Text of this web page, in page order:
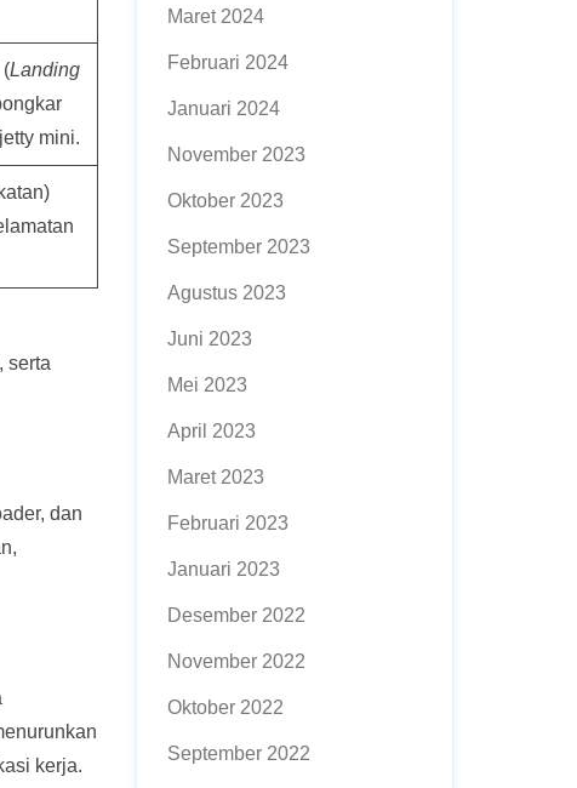
Landing
mini.
serta
dan
kerja.
Maret 2024
Februari 2024
Januari 2024
November 2023
Oktober 2023
September 2023
Agustus 2023
Juni 2023
Mei 2023
April 2023
Maret 2023
Februari 2023
Januari 2023
Desember 2022
November 2022
Oktober 2022
September 2022